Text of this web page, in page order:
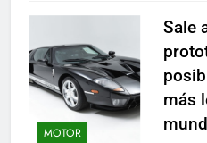
MOTOR
Sale
más